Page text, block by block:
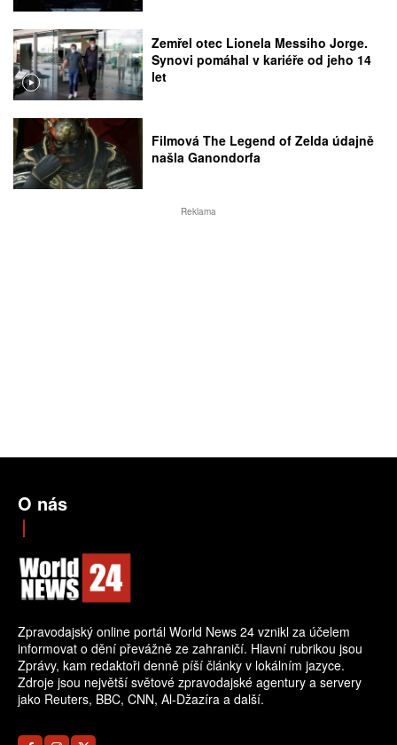
Zemřel otec Lionela Messiho Jorge.
Synovi pomáhal v kariéře od jeho 14
let
Filmová The Legend of Zelda údajně
našla Ganondorfa
Reklama
O nás
Zpravodajský online portál World News 24 vznikl za účelem
informovat o dění převážně ze zahraničí. Hlavní rubrikou jsou
Zprávy, kam redaktoři denně píší články v lokálním jazyce.
Zdroje jsou největší světové zpravodajské agentury a servery
jako Reuters, BBC, CNN, Al-Džazíra a další.